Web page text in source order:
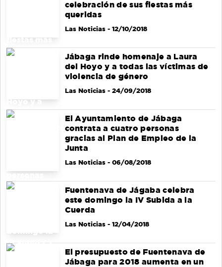
celebración de sus fiestas más
queridas
Las Noticias- 12/10/2018
Jábaga rinde homenaje a Laura
del Hoyo y a todas las víctimas de
violencia de género
Las Noticias- 24/09/2018
El Ayuntamiento de Jábaga
contrata a cuatro personas
gracias al Plan de Empleo de la
Junta
Las Noticias- 06/08/2018
Fuentenava de Jágaba celebra
este domingo la IV Subida a la
Cuerda
Las Noticias- 12/04/2018
El presupuesto de Fuentenava de
Jábaga para 2018 aumenta en un